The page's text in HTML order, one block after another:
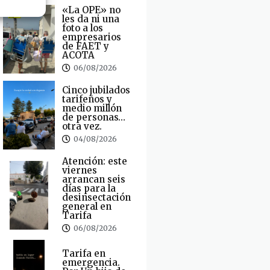
«La OPE» no
les da ni una
foto a los
empresarios
de FAET y
ACOTA
06/08/2026
Cinco jubilados
tarifeños y
medio millón
de personas…
otra vez.
04/08/2026
Atención: este
viernes
arrancan seis
días para la
desinsectación
general en
Tarifa
06/08/2026
Tarifa en
emergencia.